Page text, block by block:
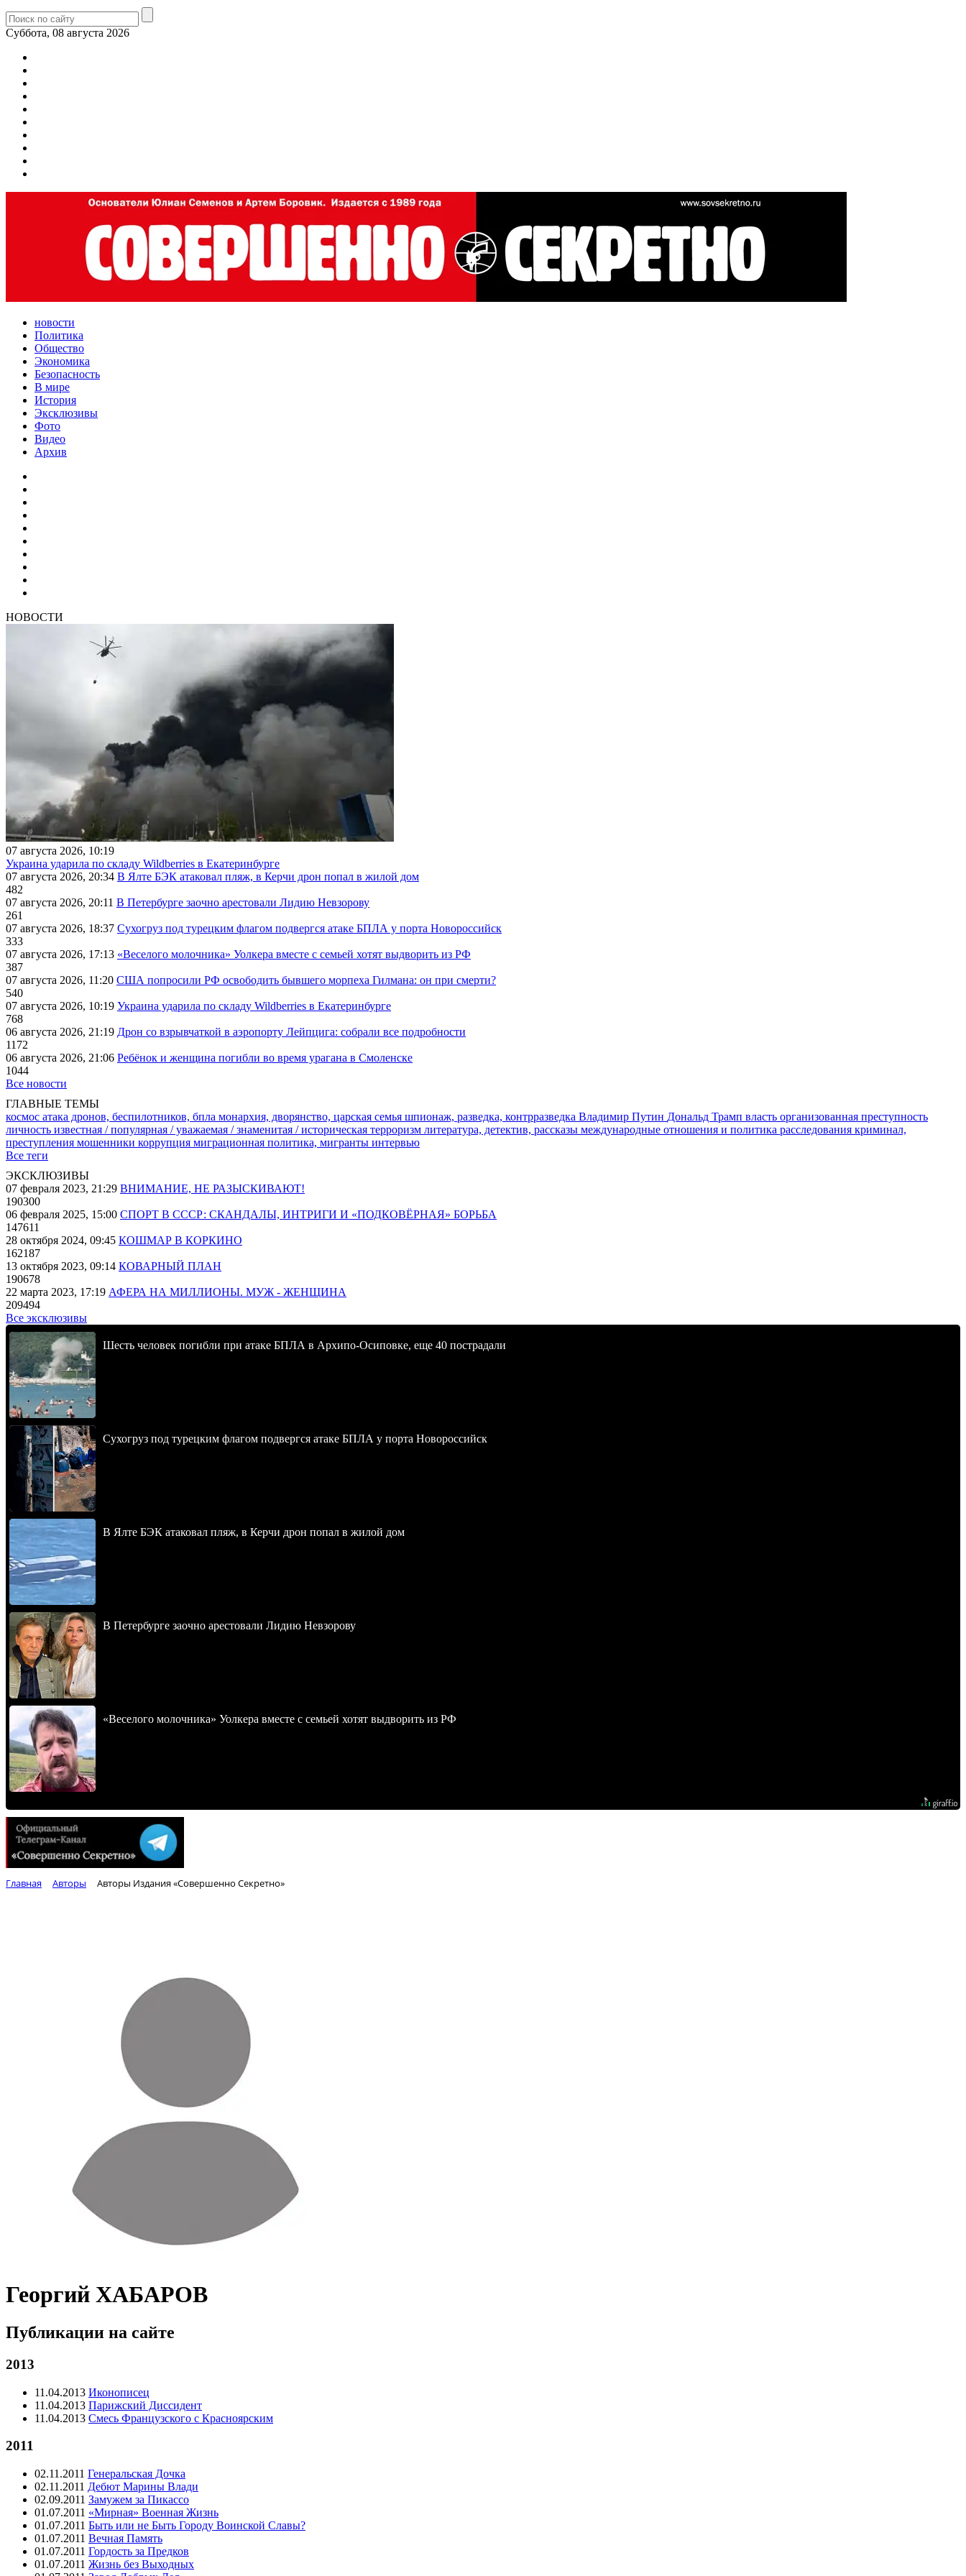
Суббота, 08 августа 2026
новости
Политика
Общество
Экономика
Безопасность
В мире
История
Эксклюзивы
Фото
Видео
Архив
НОВОСТИ
07 августа 2026, 10:19
Украина ударила по складу Wildberries в Екатеринбурге
07 августа 2026, 20:34 В Ялте БЭК атаковал пляж, в Керчи дрон попал в жилой дом
482
07 августа 2026, 20:11 В Петербурге заочно арестовали Лидию Невзорову
261
07 августа 2026, 18:37 Сухогруз под турецким флагом подвергся атаке БПЛА у порта Новороссийск
333
07 августа 2026, 17:13 «Веселого молочника» Уолкера вместе с семьей хотят выдворить из РФ
387
07 августа 2026, 11:20 США попросили РФ освободить бывшего морпеха Гилмана: он при смерти?
540
07 августа 2026, 10:19 Украина ударила по складу Wildberries в Екатеринбурге
768
06 августа 2026, 21:19 Дрон со взрывчаткой в аэропорту Лейпцига: собрали все подробности
1172
06 августа 2026, 21:06 Ребёнок и женщина погибли во время урагана в Смоленске
1044
Все новости
ГЛАВНЫЕ ТЕМЫ
космос атака дронов, беспилотников, бпла монархия, дворянство, царская семья шпионаж, разведка, контрразведка Владимир Путин Дональд Трамп власть организованная преступность
личность известная / популярная / уважаемая / знаменитая / историческая терроризм литература, детектив, рассказы международные отношения и политика расследования криминал,
преступления мошенники коррупция миграционная политика, мигранты интервью
Все теги
ЭКСКЛЮЗИВЫ
07 февраля 2023, 21:29 ВНИМАНИЕ, НЕ РАЗЫСКИВАЮТ!
190300
06 февраля 2025, 15:00 СПОРТ В СССР: СКАНДАЛЫ, ИНТРИГИ И «ПОДКОВЁРНАЯ» БОРЬБА
147611
28 октября 2024, 09:45 КОШМАР В КОРКИНО
162187
13 октября 2023, 09:14 КОВАРНЫЙ ПЛАН
190678
22 марта 2023, 17:19 АФЕРА НА МИЛЛИОНЫ. МУЖ - ЖЕНЩИНА
209494
Все эксклюзивы
Шесть человек погибли при атаке БПЛА в Архипо-Осиповке, еще 40 пострадали
Сухогруз под турецким флагом подвергся атаке БПЛА у порта Новороссийск
В Ялте БЭК атаковал пляж, в Керчи дрон попал в жилой дом
В Петербурге заочно арестовали Лидию Невзорову
«Веселого молочника» Уолкера вместе с семьей хотят выдворить из РФ
Главная Авторы Авторы Издания «Совершенно Секретно»
Георгий ХАБАРОВ
Публикации на сайте
2013
11.04.2013 Иконописец
11.04.2013 Парижский Диссидент
11.04.2013 Смесь Французского с Красноярским
2011
02.11.2011 Генеральская Дочка
02.11.2011 Дебют Марины Влади
02.09.2011 Замужем за Пикассо
01.07.2011 «Мирная» Военная Жизнь
01.07.2011 Быть или не Быть Городу Воинской Славы?
01.07.2011 Вечная Память
01.07.2011 Гордость за Предков
01.07.2011 Жизнь без Выходных